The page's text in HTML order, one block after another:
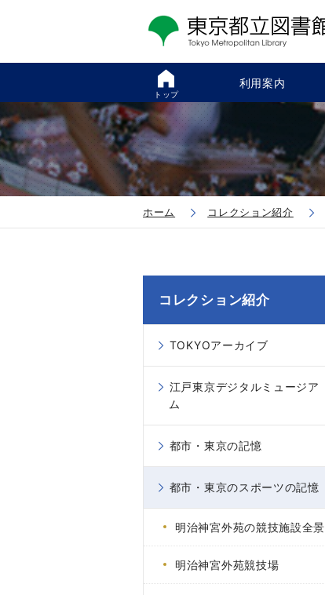
トップ
利用案内
ホーム コレクション紹介
コレクション紹介
TOKYOアーカイブ
江戸東京デジタルミュージア
ム
都市・東京の記憶
都市・東京のスポーツの記憶
明治神宮外苑の競技施設全景
明治神宮外苑競技場